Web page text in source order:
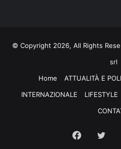
© Copyright 2026, All Rights
srl
Home
ATTUALITÀ E
INTERNAZIONALE
LIFESTYLE